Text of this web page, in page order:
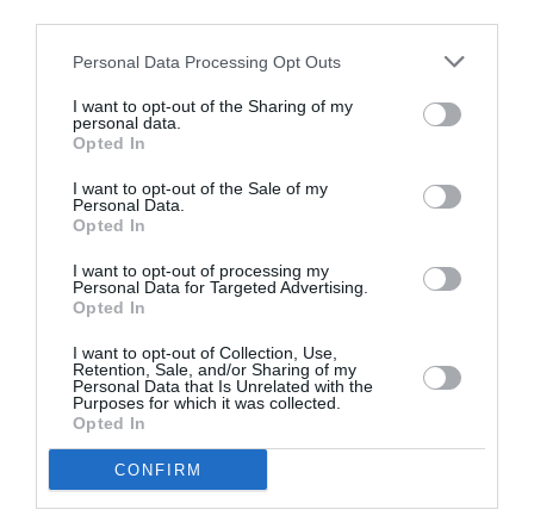
Personal Data Processing Opt Outs
I want to opt-out of the Sharing of my
personal data.
Opted In
I want to opt-out of the Sale of my
Personal Data.
Opted In
I want to opt-out of processing my
Personal Data for Targeted Advertising.
Opted In
I want to opt-out of Collection, Use,
Retention, Sale, and/or Sharing of my
Personal Data that Is Unrelated with the
Purposes for which it was collected.
Opted In
CONFIRM
ταινίας του Σπίλμπεργκ. Όποιος κέρδιζε θα έδινε στον
άλλον το 2,5% των κερδών. Η ιστορία τον διέψευσε
πανηγυρικά. Μπορεί ο Σπίλμπεργκ να έβγαλε 40
εκατομμύρια δολάρια από την ταινία του φίλου του,
αλλά ο Λούκας έβαλε στην τσέπη το απίστευτο ποσό
του ενός δισεκατομμυρίου, καθώς «Ο Πόλεμος των
Άστρων» του είχε κοστίσει μόλις 11 εκατομμύρια!
Πρωτοποριακά εφέ και τεχνικές
εποχή, με τα εφέ να κάνουν πάρτι, το σενάριο, ένας
συνδυασμός επιστημονικής φαντασίας και έπους, ο
αντικομφορμιστής εκείνη την εποχή Λούκας θα μαγέψει
με την έμπνευσή του και θα δημιουργήσει στρατιές
θαυμαστών και κυρίως νέων, που από τότε
αποτελούσαν τη βασική δεξαμενή της εμπορικότητας